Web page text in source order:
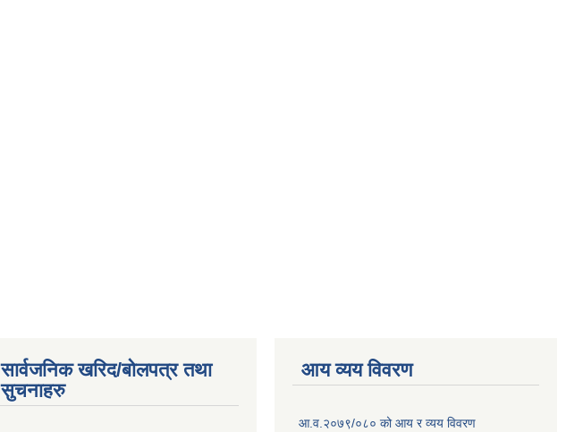
सार्वजनिक खरिद/बोलपत्र तथा
सुचनाहरु
आय व्यय विवरण
आ.व.२०७९/०८० को आय र व्यय विवरण